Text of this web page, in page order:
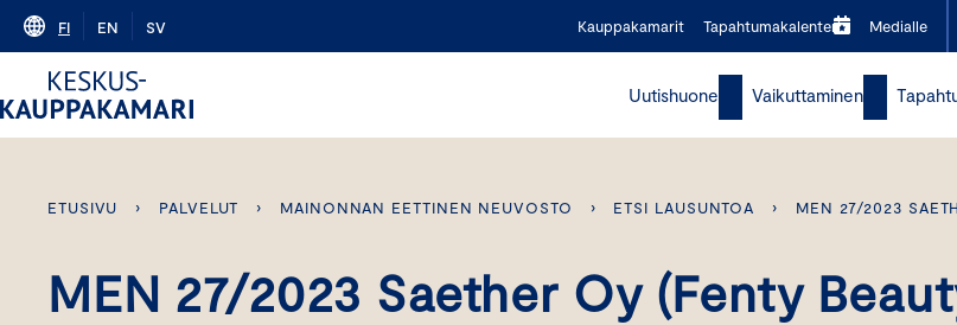
Skip
content
FI EN SV Kauppakamarit Tapahtumakalenteri Medialle
Uutishuone Vaikuttaminen
ETUSIVU › PALVELUT › MAINONNAN EETTINEN NEUVOSTO › ETSI LAUSUNTOA › MEN 27/2023
MEN 27/2023 Saether Oy (Fenty